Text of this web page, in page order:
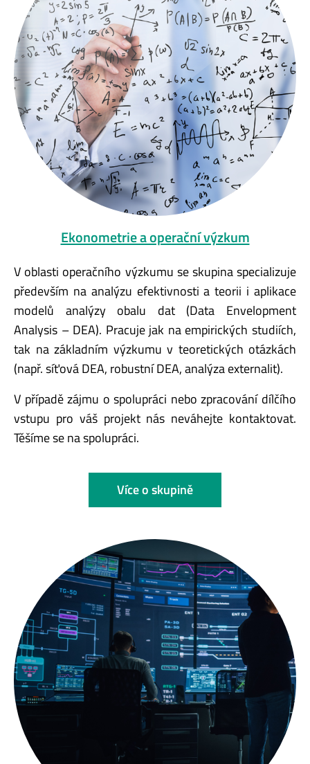
Ekonometrie a operační výzkum
V oblasti operačního výzkumu se skupina specializuje
především na analýzu efektivnosti a teorii i aplikace
modelů analýzy obalu dat (Data Envelopment
Analysis – DEA). Pracuje jak na empirických studiích,
tak na základním výzkumu v teoretických otázkách
(např. síťová DEA, robustní DEA, analýza externalit).
V případě zájmu o spolupráci nebo zpracování dílčího
vstupu pro váš projekt nás neváhejte kontaktovat.
Těšíme se na spolupráci.
Více o skupině